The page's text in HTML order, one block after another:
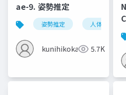
ae-9. 姿勢推定
姿勢推定 人体の姿勢
kunihikokaneko5.7K